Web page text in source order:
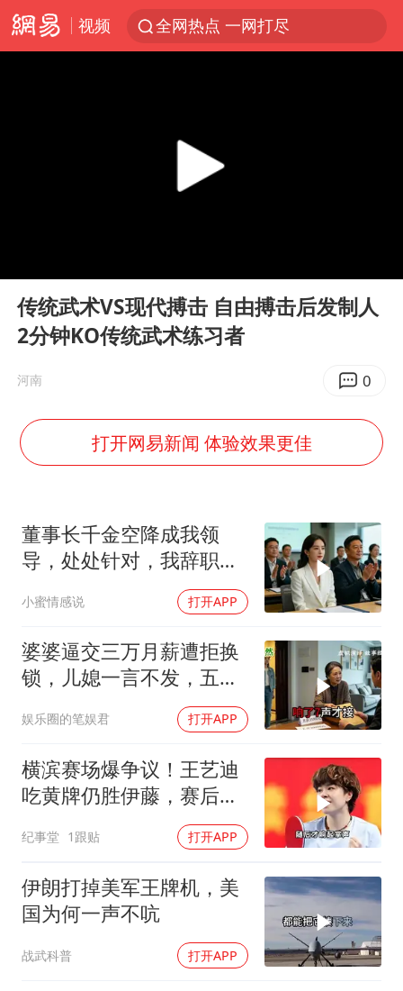
视频 全网热点 一网打尽
Play
传统武术VS现代搏击 自由搏击后发制人
2分钟KO传统武术练习者
河南 0
打开网易新闻 体验效果更佳
董事长千金空降成我领
导，处处针对，我辞职
后，3个月公司损失数亿
小蜜情感说 打开APP
婆婆逼交三万月薪遭拒换
锁，儿媳一言不发，五天
娱乐圈的笔娱君 打开APP
横滨赛场爆争议！王艺迪
吃黄牌仍胜伊藤，赛后一
纪事堂 1跟贴 打开APP
伊朗打掉美军王牌机，美
国为何一声不吭
战武科普 打开APP